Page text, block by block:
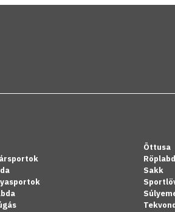
Öttusa
Sakk